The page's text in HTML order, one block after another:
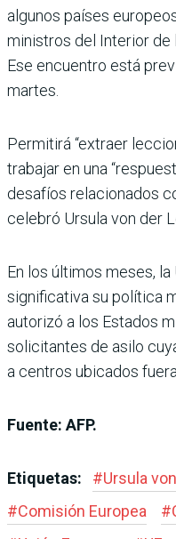
algunos países
ministros del Interior de
Ese encuentro está
martes.
Permitirá “extraer
trabajar en una
desafíos relacionados
celebró Ursula von der
En los últimos meses,
significativa su política
autorizó a los Estados
solicitantes de asilo
a centros ubicados
Fuente: AFP.
Etiquetas: #Ursula
#Comisión Europea #